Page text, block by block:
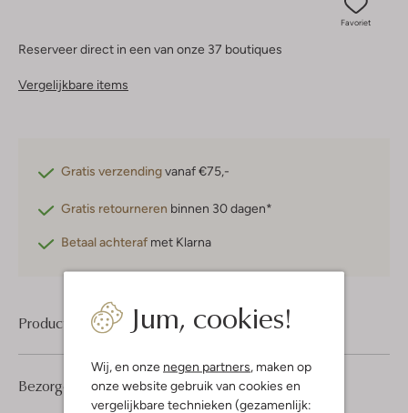
Jum, cookies!
Wij, en onze negen partners, maken op
onze website gebruik van cookies en
vergelijkbare technieken (gezamenlijk:
Favoriet
Reserveer direct in een van onze 37 boutiques
Vergelijkbare items
Gratis verzendingvanaf €75,-
Gratis retourneren binnen 30 dagen*
Betaal achteraf met Klarna
Product informatie
Bezorgen & retourneren